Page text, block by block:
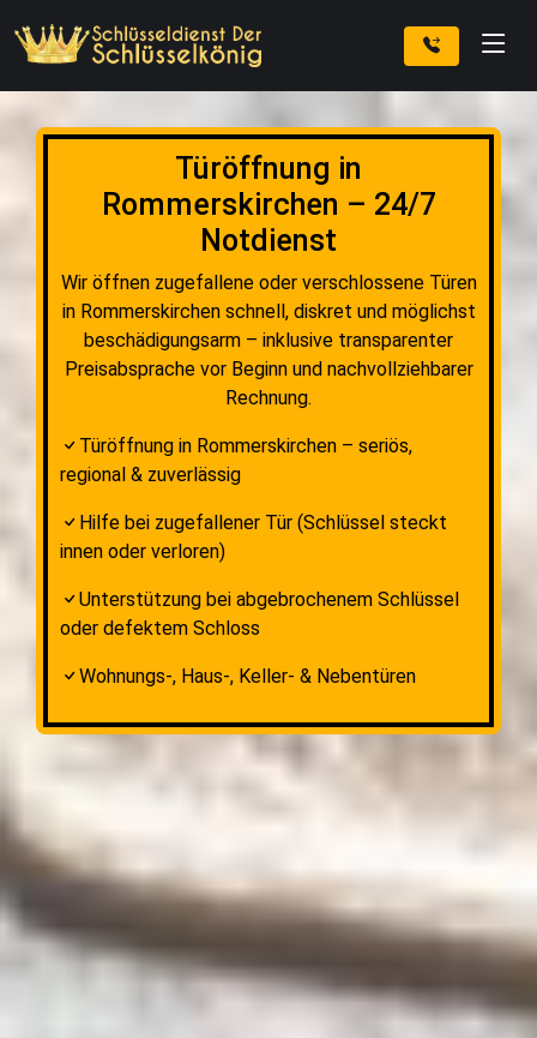
Türöffnung in
Rommerskirchen – 24/7
Notdienst
Wir öffnen zugefallene oder verschlossene Türen
in Rommerskirchen schnell, diskret und möglichst
beschädigungsarm – inklusive transparenter
Preisabsprache vor Beginn und nachvollziehbarer
Rechnung.
Türöffnung in Rommerskirchen – seriös,
regional & zuverlässig
Hilfe bei zugefallener Tür (Schlüssel steckt
innen oder verloren)
Unterstützung bei abgebrochenem Schlüssel
oder defektem Schloss
Wohnungs-, Haus-, Keller- & Nebentüren